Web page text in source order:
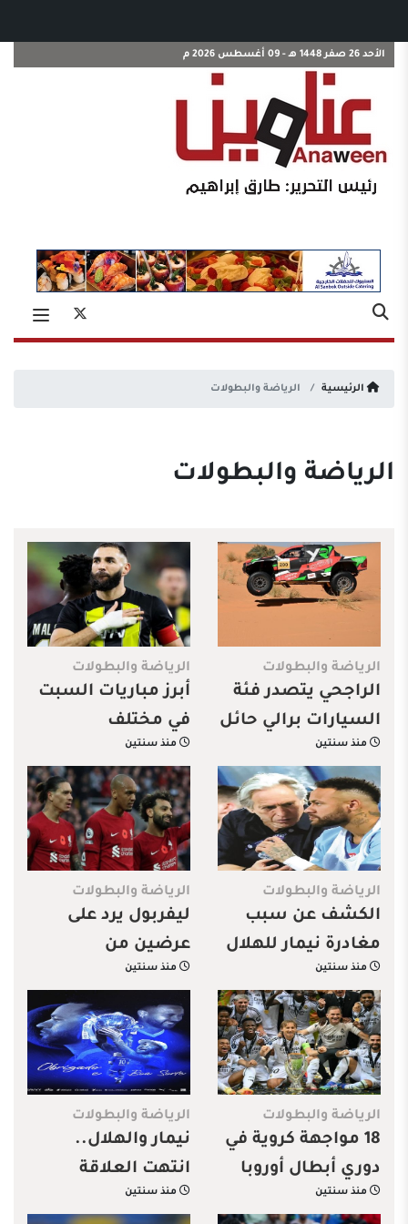
الأحد 26 صفر 1448 هـ - 09 أغسطس 2026 م
الرئيسية الرياضة والبطولات
الرياضة والبطولات
الرياضة والبطولات
الراجحي يتصدر فئة
السيارات برالي حائل
تويوتا الدولي 2025
منذ سنتين
الرياضة والبطولات
أبرز مباريات السبت
في مختلف
الدوريات.. تعرّف
عليها
منذ سنتين
الرياضة والبطولات
الكشف عن سبب
مغادرة نيمار للهلال
منذ سنتين
الرياضة والبطولات
ليفربول يرد على
عرضين من
السعودية
منذ سنتين
الرياضة والبطولات
18 مواجهة كروية في
دوري أبطال أوروبا
منذ سنتين
الرياضة والبطولات
نيمار والهلال..
انتهت العلاقة
منذ سنتين